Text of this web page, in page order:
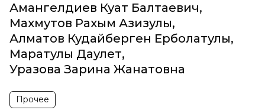
Амангелдиев Куат Балтаевич,
Махмутов Рахым Азизулы,
Алматов Кудайберген Ерболатулы,
Маратулы Даулет,
Уразова Зарина Жанатовна
Прочее